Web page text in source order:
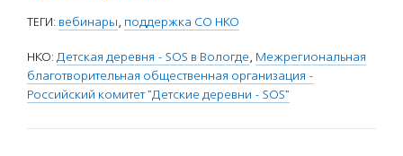
ТЕГИ: вебинары, поддержка СО НКО
НКО: Детская деревня - SOS в Вологде, Межрегиональная
благотворительная общественная организация -
Российский комитет "Детские деревни - SOS"